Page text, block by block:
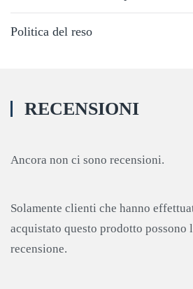
Politica del reso
RECENSIONI
Ancora non ci sono recensioni.
Solamente clienti che hanno
acquistato questo prodotto possono
recensione.